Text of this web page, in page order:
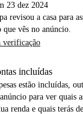
23 dez 2024
revisou a casa para
que vês no anúncio.
verificação
incluídas
estão incluídas,
para ver quais
renda e quais terás